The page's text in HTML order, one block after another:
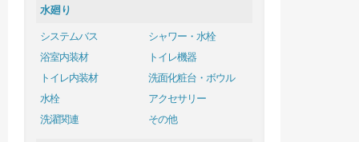
水廻り
システムバス
シャワー・水栓
浴室内装材
トイレ機器
トイレ内装材
洗面化粧台・ボウル
水栓
アクセサリー
洗濯関連
その他